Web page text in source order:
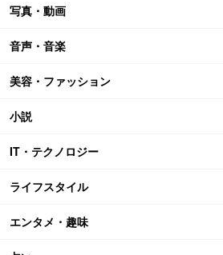
写真・動画
音声・音楽
美容・ファッション
小説
IT・テクノロジー
ライフスタイル
エンタメ・趣味